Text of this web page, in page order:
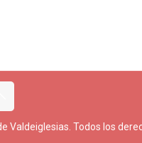
Todos los